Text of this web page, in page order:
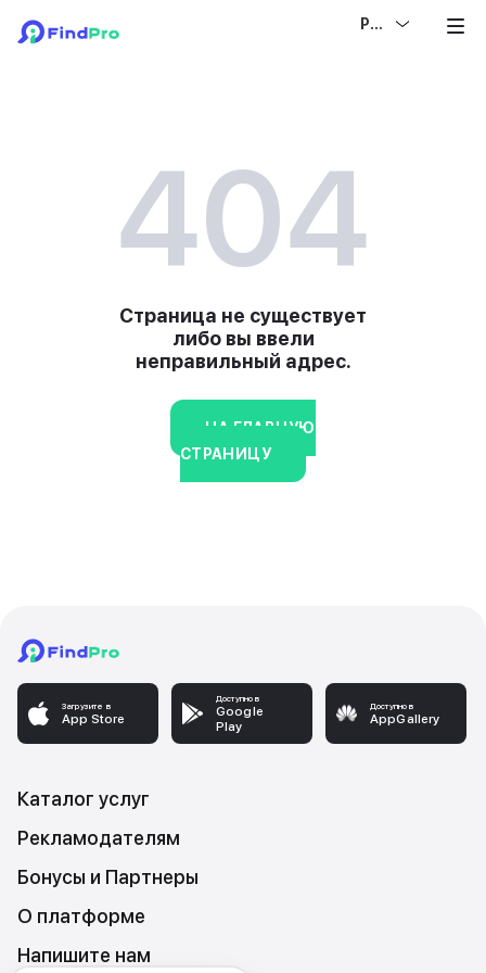
РУС
404
Страница не существует
либо вы ввели
неправильный адрес.
НА ГЛАВНУЮ
СТРАНИЦУ
Загрузите в
App Store
Доступно в
Google
Play
Доступно в
AppGallery
Каталог услуг
Рекламодателям
Бонусы и Партнеры
О платформе
Напишите нам